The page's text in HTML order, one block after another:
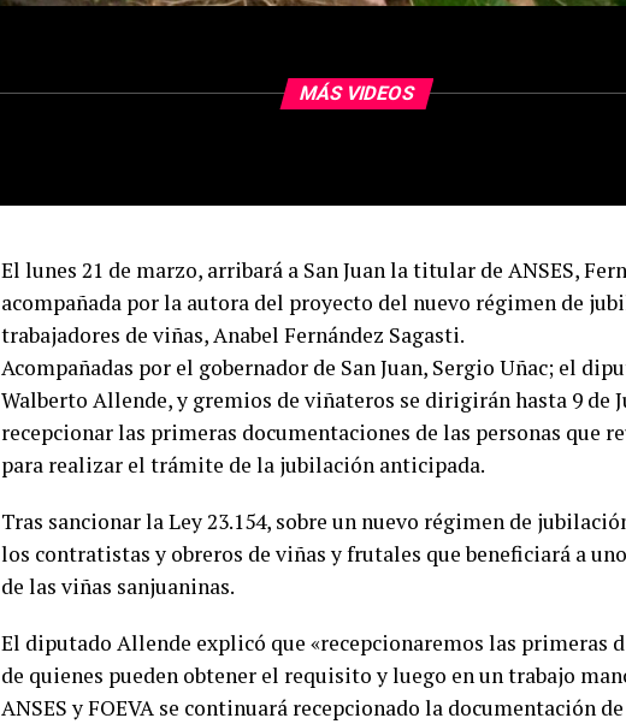
MÁS VIDEOS
El lunes 21 de marzo, arribará a San Juan la titular de ANSES,
acompañada por la autora del proyecto del nuevo régimen de
trabajadores de viñas, Anabel Fernández Sagasti.
Acompañadas por el gobernador de San Juan, Sergio Uñac; el
Walberto Allende, y gremios de viñateros se dirigirán hasta 9 de
recepcionar las primeras documentaciones de las personas que
para realizar el trámite de la jubilación anticipada.
Tras sancionar la Ley 23.154, sobre un nuevo régimen de
los contratistas y obreros de viñas y frutales que beneficiará a
de las viñas sanjuaninas.
El diputado Allende explicó que «recepcionaremos las primeras
de quienes pueden obtener el requisito y luego en un trabajo
ANSES y FOEVA se continuará recepcionado la documentación